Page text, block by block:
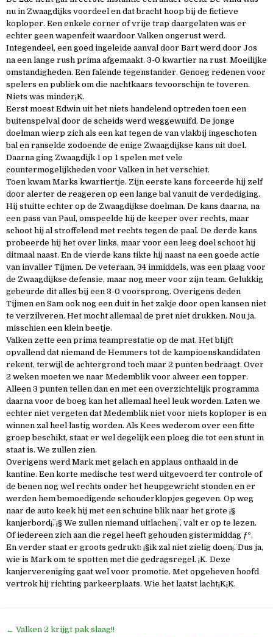
nu in Zwaagdijks voordeel en dat bracht hoop bij de fictieve
koploper. Een enkele corner of vrije trap daargelaten was er
echter geen wapenfeit waardoor Valken ongerust werd.
Integendeel, een goed ingeleide aanval door Bart werd door Jos
na een lange rush prima afgemaakt. 3-0 kwartier na rust. Moeilijke
omstandigheden. Een falende tegenstander. Genoeg redenen voor
spelers en publiek om die nachtkaars tevoorschijn te toveren.
Niets was minder¡K.
Eerst moest Edwin uit het niets handelend optreden toen een
buitenspelval door de scheids werd weggewuifd. De jonge
doelman wierp zich als een kat tegen de van vlakbij ingeschoten
bal en ranselde zodoende de enige Zwaagdijkse kans uit doel.
Daarna ging Zwaagdijk 1 op 1 spelen met vele
countermogelijkheden voor Valken in het verschiet.
Toen kwam Marks kwartiertje. Zijn eerste kans forceerde hij zelf
door alerter de reageren op een lange bal vanuit de verdediging.
Hij stuitte echter op de Zwaagdijkse doelman. De kans daarna, na
een pass van Paul, omspeelde hij de keeper over rechts, maar
schoot hij al stroffelend met rechts tegen de paal. De derde kans
probeerde hij het over links, maar voor een leeg doel schoot hij
ditmaal naast. En de vierde kans tikte hij naast na een goede actie
van invaller Tijmen. De veteraan, 34 inmiddels, was een plaag voor
de Zwaagdijkse defensie, maar nog meer voor zijn team. Gelukkig
gebeurde dit alles bij een 3-0 voorsprong. Overigens deden
Tijmen en Sam ook nog een duit in het zakje door open kansen niet
te verzilveren. Het mocht allemaal de pret niet drukken. Nou ja,
misschien een klein beetje.
Valken zette een prima teamprestatie op de mat. Het blijft
opvallend dat niemand de Hemmers tot de kampioenskandidaten
rekent, terwijl de achtergrond toch maar 2 punten bedraagt. Over
2 weken moeten we naar Medemblik voor alweer een topper.
Alleen 3 punten tellen dan en met een overzichtelijk programma
daarna voor de boeg kan het allemaal heel leuk worden. Laten we
echter niet vergeten dat Medemblik niet voor niets koploper is en
winnen zal heel lastig worden. Als Kees wederom over een fitte
groep beschikt, staat er wel degelijk een ploeg die tot een stunt in
staat is. We zullen zien.
Overigens werd Mark met gelach en applaus onthaald in de
kantine. Een korte medische test werd uitgevoerd ter controle of
de benen nog wel rechts onder het heupgewricht stonden en er
werden hem bemoedigende schouderklopjes gegeven. Op weg
naar de auto keek hij met een schuine blik naar het grote ¡§
kanjerbord¡¨. ¡§ We zullen niemand uitlachen¡¨ , valt er op te lezen.
Of iedereen zich aan die regel heeft gehouden gistermiddag ƒº.
En verder staat er groots gedrukt: ¡§ik zal niet zielig doen¡¨. Dus ja,
wie is Mark om te spotten met die gedragsregel. ¡K. Deze
kanjervereniging gaat wel voor promotie. Met opgeheven hoofd
vertrok hij richting parkeerplaats. Wie het laatst lacht¡K¡K.
Bericht
← Valken 2 krijgt pak slaag!!